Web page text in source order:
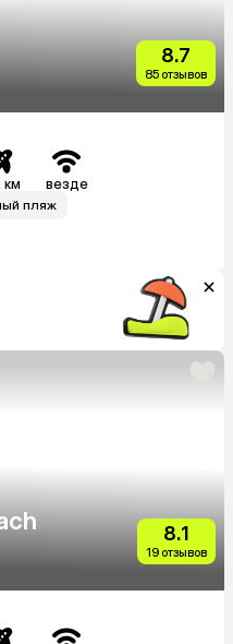
8.7
85 отзывов
км везде
пляж
8.1
19 отзывов